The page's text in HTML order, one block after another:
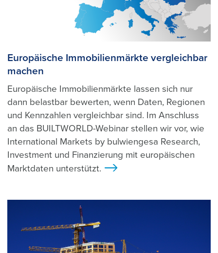
Europäische Immobilienmärkte vergleichbar
machen
Europäische Immobilienmärkte lassen sich nur
dann belastbar bewerten, wenn Daten, Regionen
und Kennzahlen vergleichbar sind. Im Anschluss
an das BUILTWORLD-Webinar stellen wir vor, wie
International Markets by bulwiengesa Research,
Investment und Finanzierung mit europäischen
Marktdaten unterstützt.